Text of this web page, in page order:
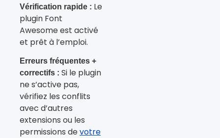
Vérification rapide : Le
plugin Font
Awesome est activé
et prêt à l’emploi.
Erreurs fréquentes +
correctifs : Si le plugin
ne s’active pas,
vérifiez les conflits
avec d’autres
extensions ou les
permissions devotre